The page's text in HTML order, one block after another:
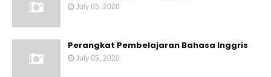
July 05, 2020
Perangkat Pembelajaran Bahasa Inggris
July 05, 2020